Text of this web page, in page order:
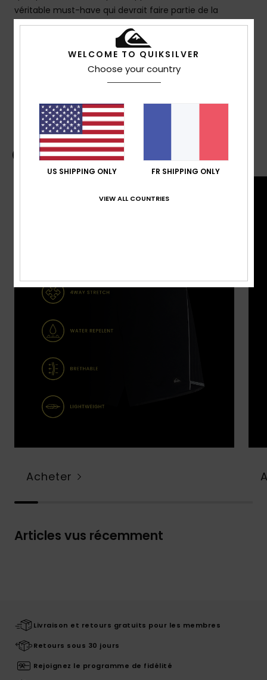
véritable must-have qui devrait faire partie de la
collection de tout surfeur.
Details & caractéristiques
Livraison & Retours
Guide des boardshorts
Acheter
Articles vus récemment
Livraison et retours gratuits pour les membres
Retours sous 30 jours
Rejoignez le programme de fidélité
WELCOME TO QUIKSILVER
Choose your country
US SHIPPING ONLY FR SHIPPING ONLY
VIEW ALL COUNTRIES